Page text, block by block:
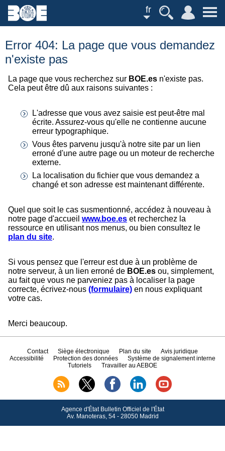
fr
Error 404: La page que vous demandez
n'existe pas
La page que vous recherchez sur BOE.es n'existe pas.
Cela peut être dû aux raisons suivantes :
L'adresse que vous avez saisie est peut-être mal
écrite. Assurez-vous qu'elle ne contienne aucune
erreur typographique.
Vous êtes parvenu jusqu'à notre site par un lien
erroné d'une autre page ou un moteur de recherche
externe.
La localisation du fichier que vous demandez a
changé et son adresse est maintenant différente.
Quel que soit le cas susmentionné, accédez à nouveau à
notre page d'accueil www.boe.es et recherchez la
ressource en utilisant nos menus, ou bien consultez le
plan du site.
Si vous pensez que l'erreur est due à un problème de
notre serveur, à un lien erroné de BOE.es ou, simplement,
au fait que vous ne parveniez pas à localiser la page
correcte, écrivez-nous (formulaire) en nous expliquant
votre cas.
Merci beaucoup.
Contact Siège électronique Plan du site
Avis juridique
Accessibilité
Protection des données
Système de signalement interne
Tutoriels
Travailler au AEBOE
Agence d'État Bulletin Officiel de l'État
Av.Manoteras, 54 - 28050 Madrid